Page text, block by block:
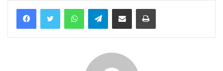
WhatsAppTelegramShare via Email Print